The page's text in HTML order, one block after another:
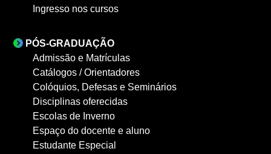
Ingresso nos cursos
PÓS-GRADUAÇÃO
Admissão e Matrículas
Catálogos / Orientadores
Colóquios, Defesas e Seminários
Disciplinas oferecidas
Escolas de Inverno
Espaço do docente e aluno
Estudante Especial